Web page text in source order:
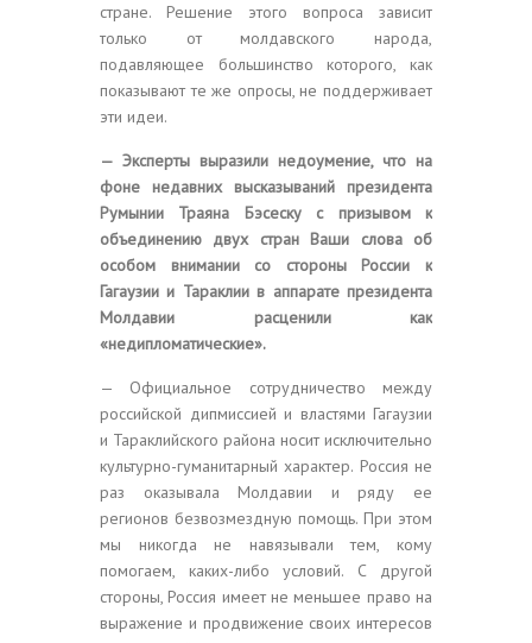
стране. Решение этого вопроса зависит
только от молдавского народа,
подавляющее большинство которого, как
показывают те же опросы, не поддерживает
эти идеи.
— Эксперты выразили недоумение, что на
фоне недавних высказываний президента
Румынии Траяна Бэсеску с призывом к
объединению двух стран Ваши слова об
особом внимании со стороны России к
Гагаузии и Тараклии в аппарате президента
Молдавии расценили как
«недипломатические».
— Официальное сотрудничество между
российской дипмиссией и властями Гагаузии
и Тараклийского района носит исключительно
культурно-гуманитарный характер. Россия не
раз оказывала Молдавии и ряду ее
регионов безвозмездную помощь. При этом
мы никогда не навязывали тем, кому
помогаем, каких-либо условий. С другой
стороны, Россия имеет не меньшее право на
выражение и продвижение своих интересов